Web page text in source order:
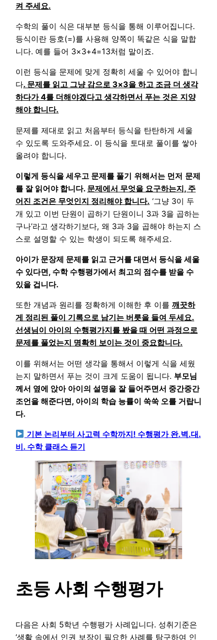
켜 주세요.
수학의 풀이 식은 대부분 등식을 통해 이루어집니다.
등식이란 등호(=)를 사용해 양쪽이 똑같은 식을 말합
니다. 예를 들어 3×3+4=13처럼 말이죠.
이런 등식을 문제에 맞게 정확히 세울 수 있어야 합니
다. 문제를 읽고 그냥 감으로 3×3을 하고 조금 더 생각
하다가 4를 더해야겠다고 생각하면서 푸는 것은 지양
해야 합니다.
문제를 제대로 읽고 처음부터 등식을 탄탄하게 세울
수 있도록 도와주세요. 이 등식을 토대로 풀이를 쌓아
올려야 합니다.
이렇게 등식을 세우고 문제를 풀기 위해서는 먼저 문제
를 잘 읽어야 합니다. 문제에서 무엇을 요구하는지, 주
어진 조건은 무엇인지 정리해야 합니다. ‘그냥 3이 두
개 있고 이번 단원이 곱하기 단원이니 3과 3을 곱하는
구나’라고 생각하기보다, 왜 3과 3을 곱해야 하는지 스
스로 설명할 수 있는 학생이 되도록 해주세요.
아이가 문장제 문제를 읽고 근거를 대면서 등식을 세울
수 있다면, 수학 수행평가에서 최고의 점수를 받을 수
있을 겁니다.
또한 개념과 원리를 정확하게 이해한 후 이를 깨끗하
게 정리된 풀이 기록으로 남기는 버릇을 들여 두세요.
선생님이 아이의 수행평가지를 봤을 때 어떤 과정으로
문제를 풀었는지 명확히 보이는 것이 중요합니다.
이를 위해서는 어떤 생각을 통해서 이렇게 식을 세웠
는지 말하면서 푸는 것이 크게 도움이 됩니다. 부모님
께서 옆에 앉아 아이의 설명을 잘 들어주면서 중간중간
조언을 해준다면, 아이의 학습 능률이 쑥쑥 오를 거랍니
다.
기본 논리부터 사고력 수학까지! 수행평가 완.벽.대.
비. 수학 클래스 듣기
초등 사회 수행평가
다음은 사회 5학년 수행평가 사례입니다. 성취기준은
‘생활 속에서 인권 보장이 필요한 사례를 탐구하여 인